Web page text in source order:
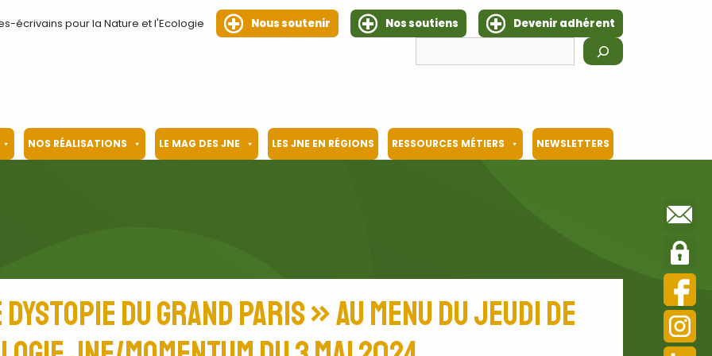
écrivains pour la Nature et l'Ecologie Nous soutenir Nos soutiens
Devenir adhérent
NOS RÉALISATIONS LE MAG DES JNE LES JNE EN RÉGIONS RESSOURCES MÉTIERS NEWSLETTERS
dystopie du Grand Paris » au menu du Jeudi de